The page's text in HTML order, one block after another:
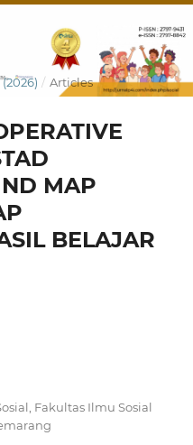
(2026) / Articles
MAP
BELAJAR
Fakultas Ilmu Sosial